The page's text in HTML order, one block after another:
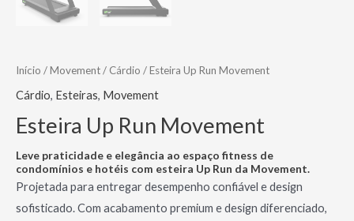
Início /Movement/ Cárdio / Esteira Up Run Movement
Cárdio, Esteiras, Movement
Esteira Up Run Movement
Leve praticidade e elegância ao espaço fitness de
condomínios e hotéis com esteira Up Run da Movement.
Projetada para entregar desempenho confiável e design
sofisticado. Com acabamento premium e design diferenciado,